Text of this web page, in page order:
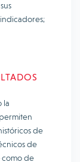
la
de
de
como de